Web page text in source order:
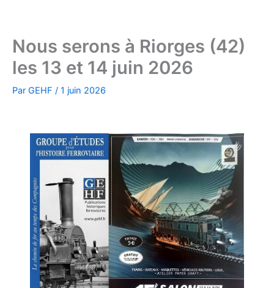
Nous serons à Riorges (42)
les 13 et 14 juin 2026
Par GEHF / 1 juin 2026